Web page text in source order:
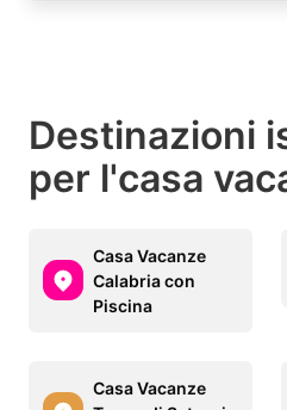
Destinazioni
per l'casa
Casa Vacanze
Calabria con
Piscina
Casa Vacanze